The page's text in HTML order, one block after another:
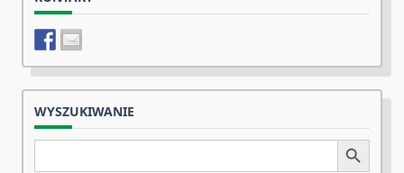
WYSZUKIWANIE
Search
Search Button